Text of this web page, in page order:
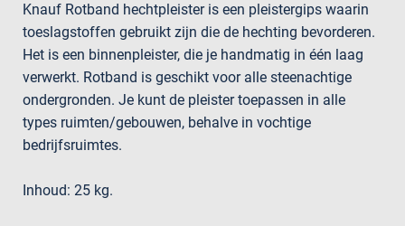
Knauf Rotband hechtpleister is een pleistergips waarin
toeslagstoffen gebruikt zijn die de hechting bevorderen.
Het is een binnenpleister, die je handmatig in één laag
verwerkt. Rotband is geschikt voor alle steenachtige
ondergronden. Je kunt de pleister toepassen in alle
types ruimten/gebouwen, behalve in vochtige
bedrijfsruimtes.
Inhoud: 25 kg.